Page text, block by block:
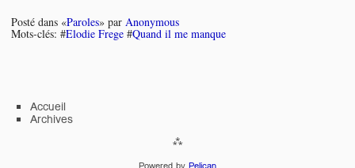
Posté dans «Paroles» par Anonymous
Mots-clés: #Elodie Frege #Quand il me manque
Accueil
Archives